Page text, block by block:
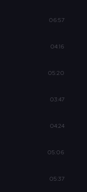
06:57
04:16
05:20
03:47
04:24
05:06
05:37